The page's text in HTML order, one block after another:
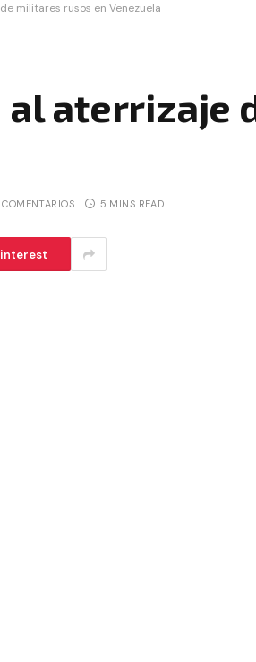
militares rusos en Venezuela
aterrizaje
5 MINS READ